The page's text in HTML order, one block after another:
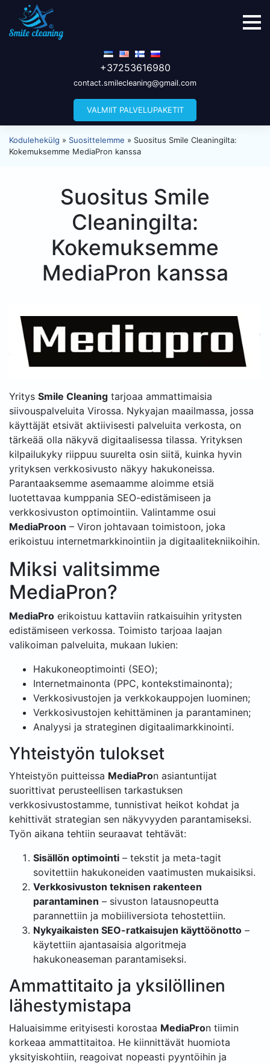
+37253616980
contact.smilecleaning@gmail.com
VALMIIT PALVELUPAKETIT
Kodulehekülg » Suosittelemme » Suositus Smile Cleaningilta:
Kokemuksemme MediaPron kanssa
Suositus Smile
Cleaningilta:
Kokemuksemme
MediaPron kanssa
Yritys Smile Cleaning tarjoaa ammattimaisia
siivouspalveluita Virossa. Nykyajan maailmassa, jossa
käyttäjät etsivät aktiivisesti palveluita verkosta, on
tärkeää olla näkyvä digitaalisessa tilassa. Yrityksen
kilpailukyky riippuu suurelta osin siitä, kuinka hyvin
yrityksen verkkosivusto näkyy hakukoneissa.
Parantaaksemme asemaamme aloimme etsiä
luotettavaa kumppania SEO-edistämiseen ja
verkkosivuston optimointiin. Valintamme osui
MediaProon – Viron johtavaan toimistoon, joka
erikoistuu internetmarkkinointiin ja digitaalitekniikoihin.
Miksi valitsimme
MediaPron?
MediaPro erikoistuu kattaviin ratkaisuihin yritysten
edistämiseen verkossa. Toimisto tarjoaa laajan
valikoiman palveluita, mukaan lukien:
Hakukoneoptimointi (SEO);
Internetmainonta (PPC, kontekstimainonta);
Verkkosivustojen ja verkkokauppojen luominen;
Verkkosivustojen kehittäminen ja parantaminen;
Analyysi ja strateginen digitaalimarkkinointi.
Yhteistyön tulokset
Yhteistyön puitteissa MediaPron asiantuntijat
suorittivat perusteellisen tarkastuksen
verkkosivustostamme, tunnistivat heikot kohdat ja
kehittivät strategian sen näkyvyyden parantamiseksi.
Työn aikana tehtiin seuraavat tehtävät:
Sisällön optimointi – tekstit ja meta-tagit
sovitettiin hakukoneiden vaatimusten mukaisiksi.
Verkkosivuston teknisen rakenteen
parantaminen – sivuston latausnopeutta
parannettiin ja mobiiliversiota tehostettiin.
Nykyaikaisten SEO-ratkaisujen käyttöönotto –
käytettiin ajantasaisia algoritmeja
hakukoneaseman parantamiseksi.
Ammattitaito ja yksilöllinen
lähestymistapa
Haluaisimme erityisesti korostaa MediaPron tiimin
korkeaa ammattitaitoa. He kiinnittävät huomiota
yksityiskohtiin, reagoivat nopeasti pyyntöihin ja